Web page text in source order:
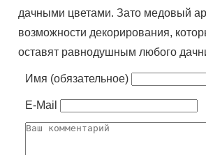
дачными цветами. Зато медовый
возможности декорирования,
оставят равнодушным любого
Имя (обязательное)
E-Mail